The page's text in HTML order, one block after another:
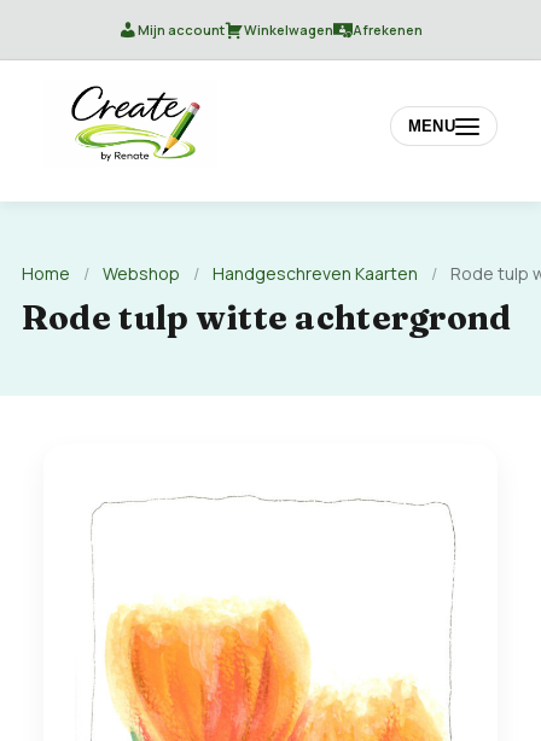
Mijn account Winkelwagen Afrekenen
MENU
Home / Webshop / Handgeschreven Kaarten / Rode tulp
Rode tulp witte achtergrond